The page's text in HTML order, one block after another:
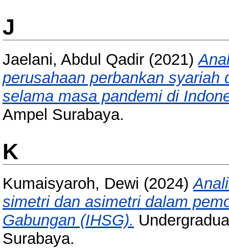
J
Jaelani, Abdul Qadir (2021)
perusahaan perbankan syariah
selama masa pandemi di
Ampel Surabaya.
K
Kumaisyaroh, Dewi (2024)
simetri dan asimetri dalam
Gabungan (IHSG).
Surabaya.